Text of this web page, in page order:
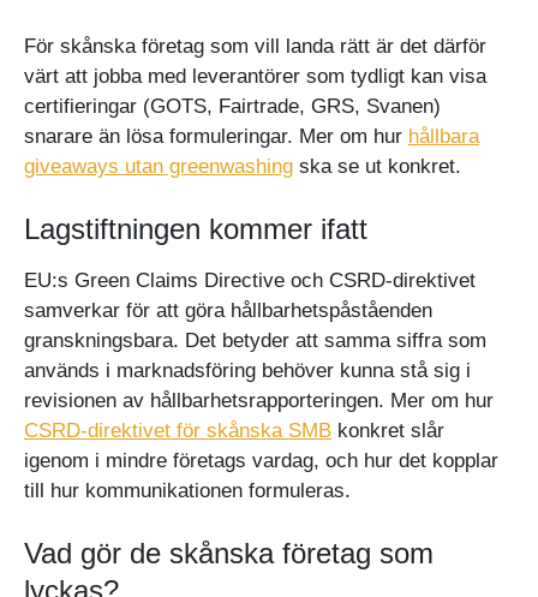
För skånska företag som vill landa rätt är det därför
värt att jobba med leverantörer som tydligt kan visa
certifieringar (GOTS, Fairtrade, GRS, Svanen)
snarare än lösa formuleringar. Mer om hur hållbara
giveaways utan greenwashing ska se ut konkret.
Lagstiftningen kommer ifatt
EU:s Green Claims Directive och CSRD-direktivet
samverkar för att göra hållbarhetspåståenden
granskningsbara. Det betyder att samma siffra som
används i marknadsföring behöver kunna stå sig i
revisionen av hållbarhetsrapporteringen. Mer om hur
CSRD-direktivet för skånska SMB konkret slår
igenom i mindre företags vardag, och hur det kopplar
till hur kommunikationen formuleras.
Vad gör de skånska företag som
lyckas?